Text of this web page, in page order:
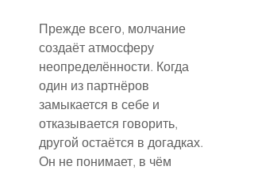
Прежде всего, молчание
создаёт атмосферу
неопределённости. Когда
один из партнёров
замыкается в себе и
отказывается говорить,
другой остаётся в догадках.
Он не понимает, в чём